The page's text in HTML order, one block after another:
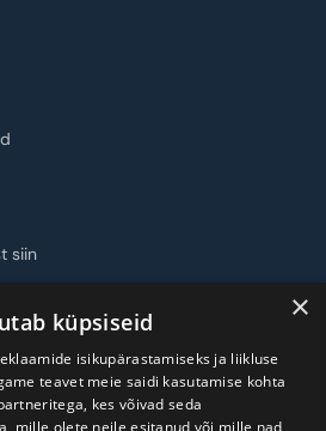
siin
×
küpsiseid
isikupärastamiseks ja liikluse
teavet meie saidi kasutamise kohta
kes võivad seda
mille olete neile esitanud või mille nad